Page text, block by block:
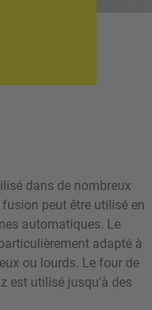
dans de nombreux
peut être utilisé en
automatiques. Le
adapté à
ou lourds. Le four de
est utilisé jusqu'à des